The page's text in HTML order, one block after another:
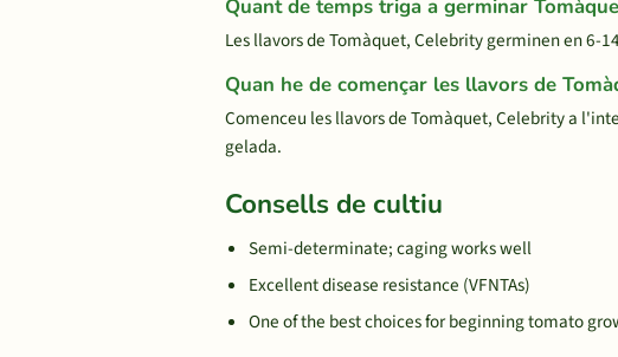
Quant de temps triga a germinar
Les llavors de Tomàquet, Celebrity germinen en 6-
Quan he de començar les llavors de
Comenceu les llavors de Tomàquet, Celebrity a
gelada.
Consells de cultiu
Semi-determinate; caging works well
Excellent disease resistance (VFNTAs)
One of the best choices for beginning tomato